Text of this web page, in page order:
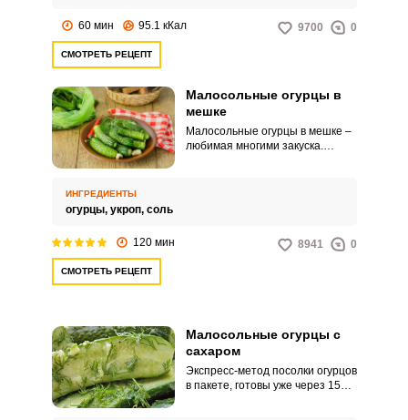
кончики обязательно срезать –
60 мин 95.1 кКал 9700 0
СМОТРЕТЬ РЕЦЕПТ
Малосольные огурцы в
мешке
Малосольные огурцы в мешке –
любимая многими закуска.
ИНГРЕДИЕНТЫ
огурцы, укроп, соль
120 мин 8941 0
СМОТРЕТЬ РЕЦЕПТ
Малосольные огурцы с
сахаром
Экспресс-метод посолки огурцов
в пакете, готовы уже через 15